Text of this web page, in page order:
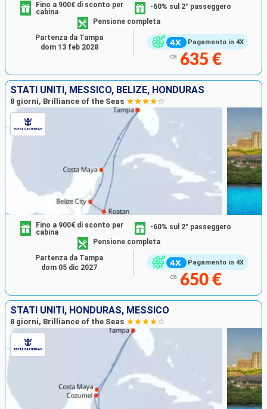
Pagamento in 4X
Fino a 900€ di sconto per
cabina
-60% sul 2° passeggero
Pensione completa
da 635 €
Partenza da Tampa
dom 13 feb 2028
STATI UNITI, MESSICO, BELIZE, HONDURAS
8 giorni, Brilliance of the Seas
Pagamento in 4X
Fino a 900€ di sconto per
cabina
-60% sul 2° passeggero
Pensione completa
da 650 €
Partenza da Tampa
dom 05 dic 2027
STATI UNITI, HONDURAS, MESSICO
8 giorni, Brilliance of the Seas